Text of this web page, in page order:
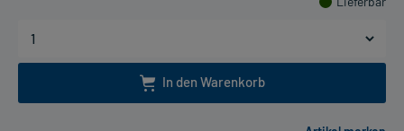
In den Warenkorb